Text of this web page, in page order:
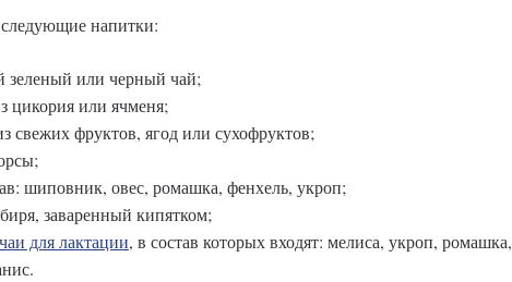
напитки:
зеленый или черный чай;
цикория или ячменя;
свежих фруктов, ягод или сухофруктов;
шиповник, овес, ромашка, фенхель, укроп;
заваренный кипятком;
для лактации, в состав которых входят: мелиса, укроп, ромашка,